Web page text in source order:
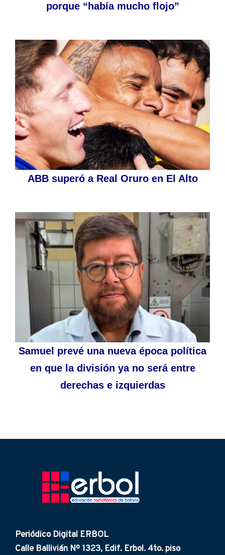
porque “había mucho flojo”
ABB superó a Real Oruro en El Alto
Samuel prevé una nueva época política
en que la división ya no será entre
derechas e izquierdas
Periódico Digital ERBOL
Calle Ballivián Nº 1323, Edif. Erbol. 4to. piso